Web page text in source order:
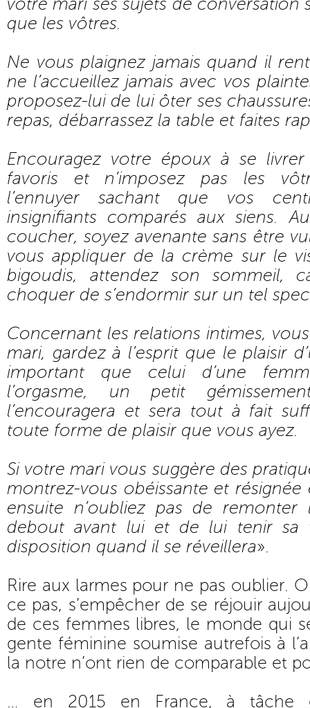
votre mari ses sujets de conversation
que les vôtres.
Ne vous plaignez jamais quand il
ne l’accueillez jamais avec vos
proposez-lui de lui ôter ses
repas, débarrassez la table et faites
Encouragez votre époux à se livrer
favoris et n’imposez pas les
l’ennuyer sachant que vos
insignifiants comparés aux siens.
coucher, soyez avenante sans être
vous appliquer de la crème sur le
bigoudis, attendez son sommeil,
choquer de s’endormir sur un tel
Concernant les relations intimes,
mari, gardez à l’esprit que le plaisir
important que celui d’une
l’orgasme, un petit
l’encouragera et sera tout à fait
toute forme de plaisir que vous ayez.
Si votre mari vous suggère des
montrez-vous obéissante et résignée
ensuite n’oubliez pas de remonter
debout avant lui et de lui tenir sa
disposition quand il se réveillera».
Rire aux larmes pour ne pas oublier.
ce pas, s’empêcher de se réjouir
de ces femmes libres, le monde qui
gente féminine soumise autrefois à
la notre n’ont rien de comparable et
… en 2015 en France, à tâche